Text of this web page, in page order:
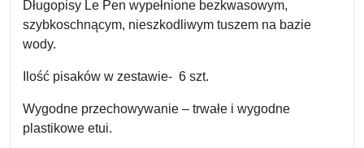
Długopisy Le Pen wypełnione bezkwasowym,
szybkoschnącym, nieszkodliwym tuszem na bazie
wody.
Ilość pisaków w zestawie- 6 szt.
Wygodne przechowywanie – trwałe i wygodne
plastikowe etui.